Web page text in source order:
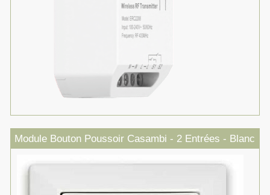
Module Bouton Poussoir Casambi - 2 Entrées - Blanc